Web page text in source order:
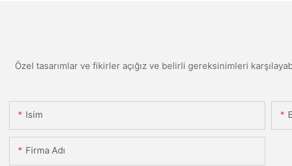
Özel tasarımlar ve fikirler açığız ve belirli gereksinimleri
Isim
Firma Adı